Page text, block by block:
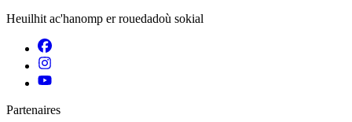
Heuilhit ac'hanomp er rouedadoù sokial
Partenaires